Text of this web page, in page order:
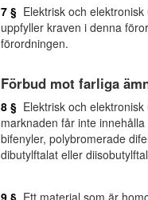
7 § Elektrisk och
uppfyller kraven i denna
förordningen.
Förbud mot farliga
8 § Elektrisk och
marknaden får inte
bifenyler, polybromerade
dibutylftalat eller
9 § Ett material som är